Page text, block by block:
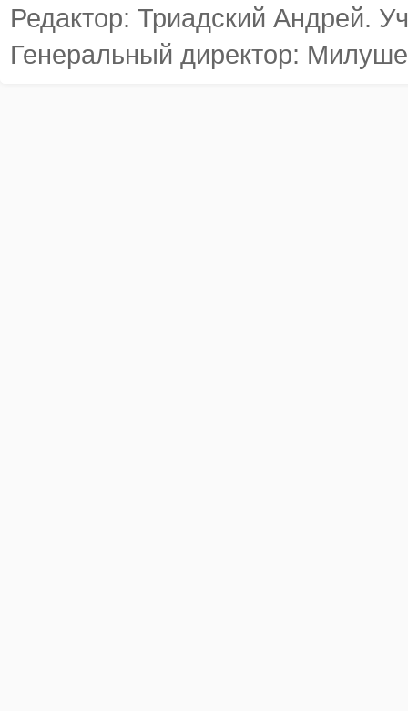
Редактор: Триадский Андрей.
Генеральный директор: